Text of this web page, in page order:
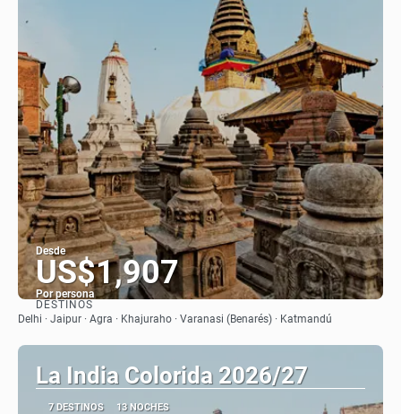
Desde
US$1,907
Por persona
Ver
DESTINOS
Delhi · Jaipur · Agra · Khajuraho · Varanasi (Benarés) · Katmandú
La India Colorida 2026/27
7 DESTINOS 13 NOCHES